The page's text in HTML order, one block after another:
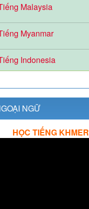
Malaysia
Myanmar
Indonesia
NGỮ
HỌC TIẾNG KHMER